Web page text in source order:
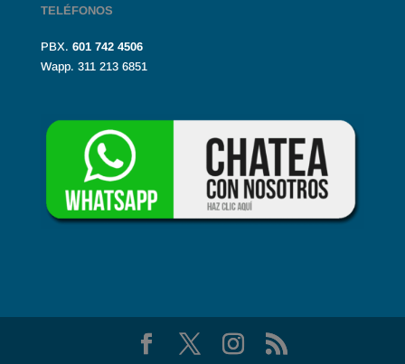
TELÉFONOS
PBX. 601 742 4506
Wapp. 311 213 6851